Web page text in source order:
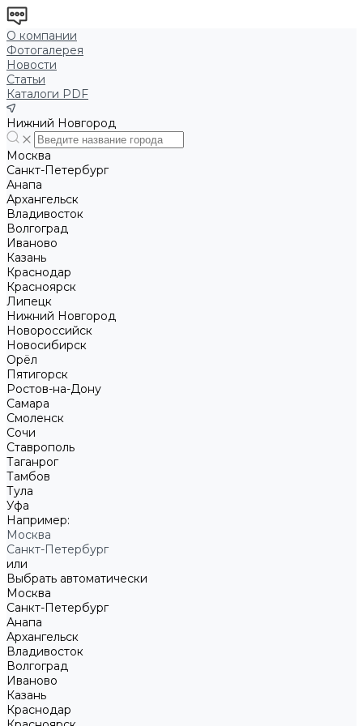
О компании
Фотогалерея
Новости
Статьи
Каталоги PDF
Нижний Новгород
Москва
Санкт-Петербург
Анапа
Архангельск
Владивосток
Волгоград
Иваново
Казань
Краснодар
Красноярск
Липецк
Нижний Новгород
Новороссийск
Новосибирск
Орёл
Пятигорск
Ростов-на-Дону
Самара
Смоленск
Сочи
Ставрополь
Таганрог
Тамбов
Тула
Уфа
Например:
Москва
Санкт-Петербург
или
Выбрать автоматически
Москва
Санкт-Петербург
Анапа
Архангельск
Владивосток
Волгоград
Иваново
Казань
Краснодар